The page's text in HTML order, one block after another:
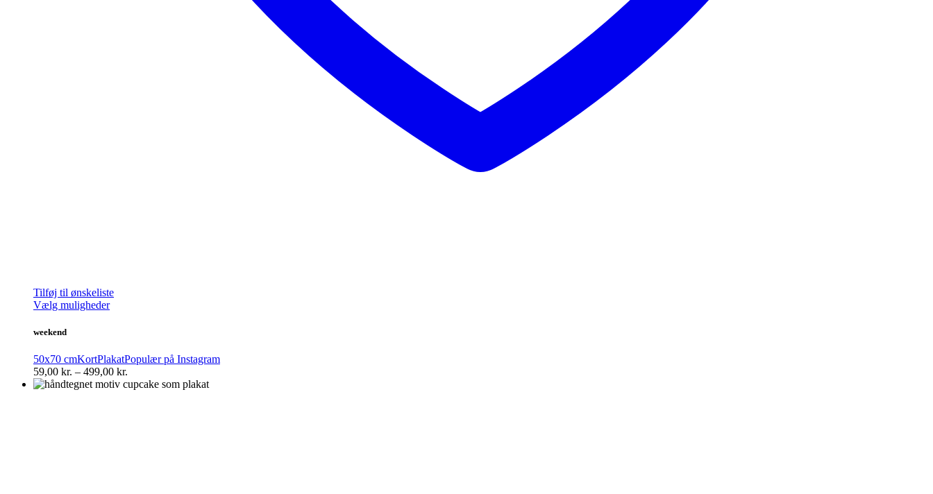
Tilføj til ønskeliste
Vælg mulighederDette
varianter.
Mulighederne
kan
vælges
weekend
50x70 cmKortPlakatPopulær på Instagram
59,00 kr. – 499,00 kr.
59,00 kr.